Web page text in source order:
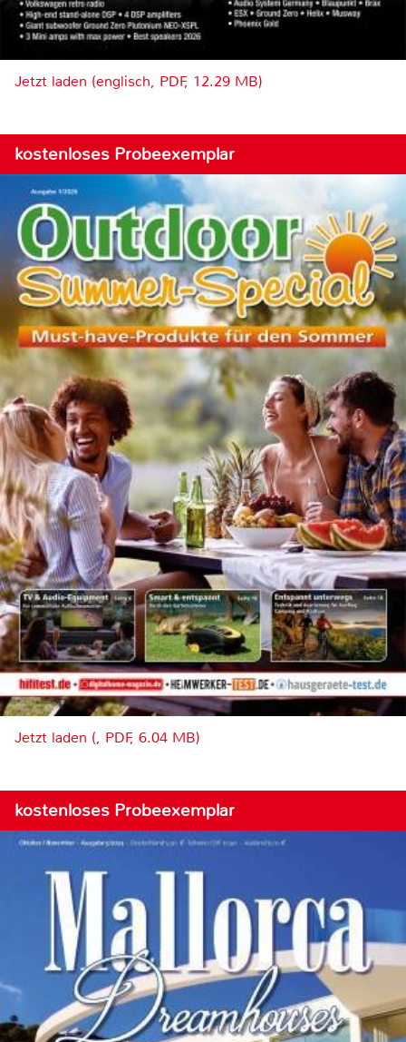
Jetzt laden (englisch, PDF, 12.29 MB)
kostenloses Probeexemplar
Jetzt laden (, PDF, 6.04 MB)
kostenloses Probeexemplar